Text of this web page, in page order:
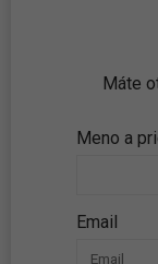
Máte
Meno a
Email